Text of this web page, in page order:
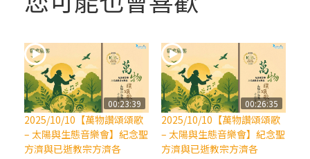
(2)黃敏正主教帶你做「四旬期避靜」—【逾
越的智慧】：七項齋戒的意義與益處
【信仰之旅】第九集：「如果你的痛苦比快
樂多」—歐義明神父 / 應芝莉老師
00:23:39
2025/10/10【萬物讚頌頌歌
– 太陽與生態音樂會】紀念聖
方濟與已逝教宗方濟各
00:26:35
2025/10/10【萬物讚頌頌歌
– 太陽與生態音樂會】紀念聖
方濟與已逝教宗方濟各